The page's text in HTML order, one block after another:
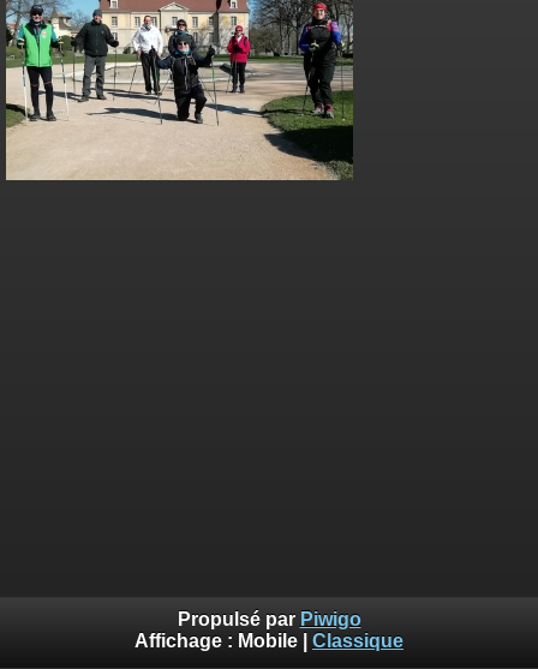
Propulsé par Piwigo
Affichage : Mobile Classique